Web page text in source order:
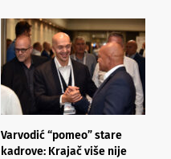
Varvodić “pomeo” stare
kadrove: Krajač više nije